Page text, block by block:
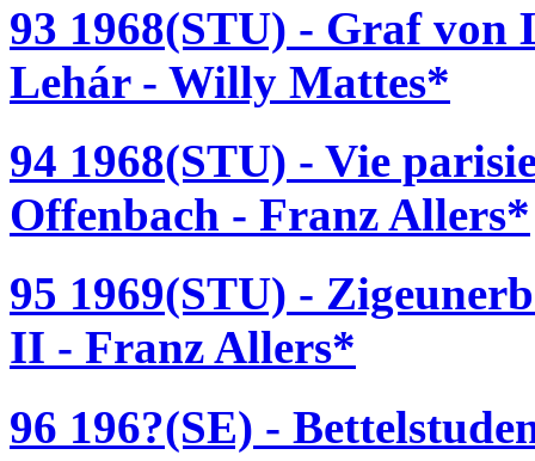
93 1968(STU) - Graf
Lehár - Willy Mattes*
94 1968(STU) - Vie
Offenbach - Franz Allers*
95 1969(STU) -
II - Franz Allers*
96 196?(SE) -